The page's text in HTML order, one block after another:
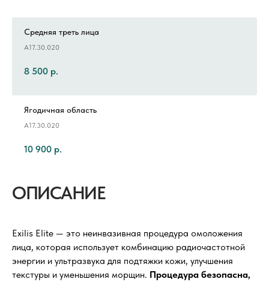
Средняя треть лица
А17.30.020
8 500 р.
Ягодичная область
А17.30.020
10 900 р.
ОПИСАНИЕ
Exilis Elite — это неинвазивная процедура омоложения
лица, которая использует комбинацию радиочастотной
энергии и ультразвука для подтяжки кожи, улучшения
текстуры и уменьшения морщин. Процедура безопасна,